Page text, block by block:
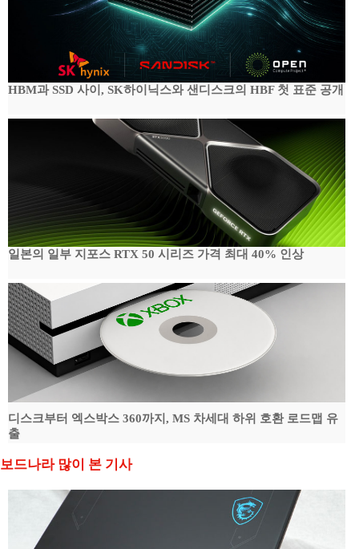
HBM과 SSD 사이, SK하이닉스와 샌디스크의 HBF 첫 표준 공개
일본의 일부 지포스 RTX 50 시리즈 가격 최대 40% 인상
디스크부터 엑스박스 360까지, MS 차세대 하위 호환 로드맵 유
출
보드나라 많이 본 기사